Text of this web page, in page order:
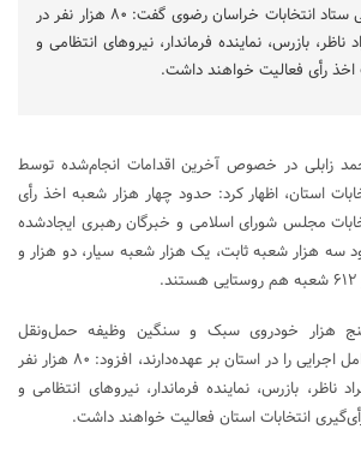
مسئول کمیته پشتیبانی ستاد انتخابات خراسان رضوی گفت: ۸۰ هزار نفر در
ناظر، بازرس، نماینده فرماندار، نیروهای انتظامی و
رأی فعالیت خواهند داشت.
زابلی در خصوص آخرین اقدامات انجام‌شده توسط
استان، اظهار کرد: حدود چهار هزار شعبه اخذ رأی
مجلس شورای اسلامی و خبرگان رهبری ایجادشده
سه هزار شعبه ثابت، یک هزار شعبه سیار، دو هزار و
هزار خودروی سبک و سنگین وظیفه حمل‌ونقل
صندوق‌‌های اخذ رأی و عوامل اجرایی را در استان بر عهده‌دارند، افزود: ۸۰ هزار نفر
ناظر، بازرس، نماینده فرماندار، نیروهای انتظامی و
انتخابات استان فعالیت خواهند داشت.